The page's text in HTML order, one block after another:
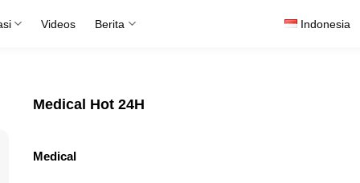
Videos Berita Indonesia
Medical Hot 24H
Medical